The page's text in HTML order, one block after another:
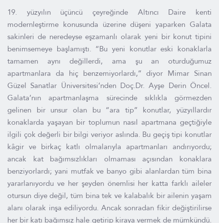
19. yüzyılın üçüncü çeyreğinde Altıncı Daire kenti
modernleştirme konusunda üzerine düşeni yaparken Galata
sakinleri de neredeyse eşzamanlı olarak yeni bir konut tipini
benimsemeye başlamıştı. “Bu yeni konutlar eski konaklarla
tamamen aynı değillerdi, ama şu an oturduğumuz
apartmanlara da hiç benzemiyorlardı,” diyor Mimar Sinan
Güzel Sanatlar Üniversitesi’nden Doç.Dr. Ayşe Derin Öncel.
Galata’nın apartmanlaşma sürecinde sıklıkla görmezden
gelinen bir unsur olan bu “ara tip” konutlar, yüzyıllardır
konaklarda yaşayan bir toplumun nasıl apartmana geçtiğiyle
ilgili çok değerli bir bilgi veriyor aslında. Bu geçiş tipi konutlar
kâgir ve birkaç katlı olmalarıyla apartmanları andırıyordu;
ancak kat bağımsızlıkları olmaması açısından konaklara
benziyorlardı; yani mutfak ve banyo gibi alanlardan tüm bina
yararlanıyordu ve her şeyden önemlisi her katta farklı aileler
otursun diye değil, tüm bina tek ve kalabalık bir ailenin yaşam
alanı olarak inşa ediliyordu. Ancak sonradan fikir değiştirilirse
her bir katı bağımsız hale getirip kiraya vermek de mümkündü.